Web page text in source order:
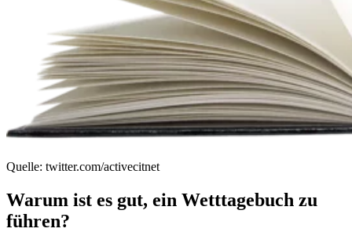
Quelle: twitter.com/activecitnet
Warum ist es gut, ein Wetttagebuch zu
führen?